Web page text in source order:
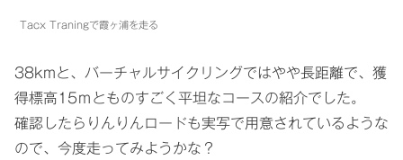
Tacx Traningで霞ヶ浦を走る
38kmと、バーチャルサイクリングではやや長距離で、獲
得標高15ｍとものすごく平坦なコースの紹介でした。
確認したらりんりんロードも実写で用意されているような
ので、今度走ってみようかな？